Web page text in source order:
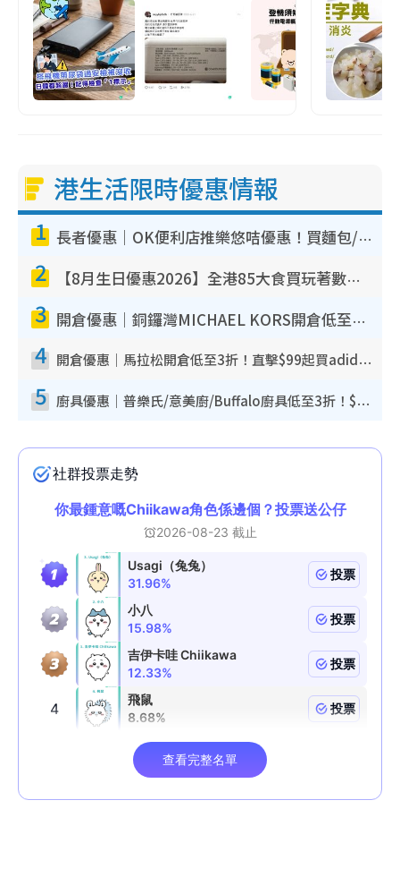
港生活限時優惠情報
1 長者優惠｜OK便利店推樂悠咭優惠！買麵包/牛奶/保健品拍卡即減
2 【8月生日優惠2026】全港85大食買玩著數攻略 自助餐/火鍋放題同行免費＋誠品/DONKI送現金券
3 開倉優惠｜銅鑼灣MICHAEL KORS開倉低至17折！直擊$500起買手袋/銀包/鞋款 必買經典Jet Set系列
4 開倉優惠｜馬拉松開倉低至3折！直擊$99起買adidas／New Balance／Puma鞋款 STANLEY保溫杯劈價至$119起
5 廚具優惠｜普樂氏/意美廚/Buffalo廚具低至3折！$89起買煎鍋／炒鑊／個人鍋 同場小家電激減至$99起